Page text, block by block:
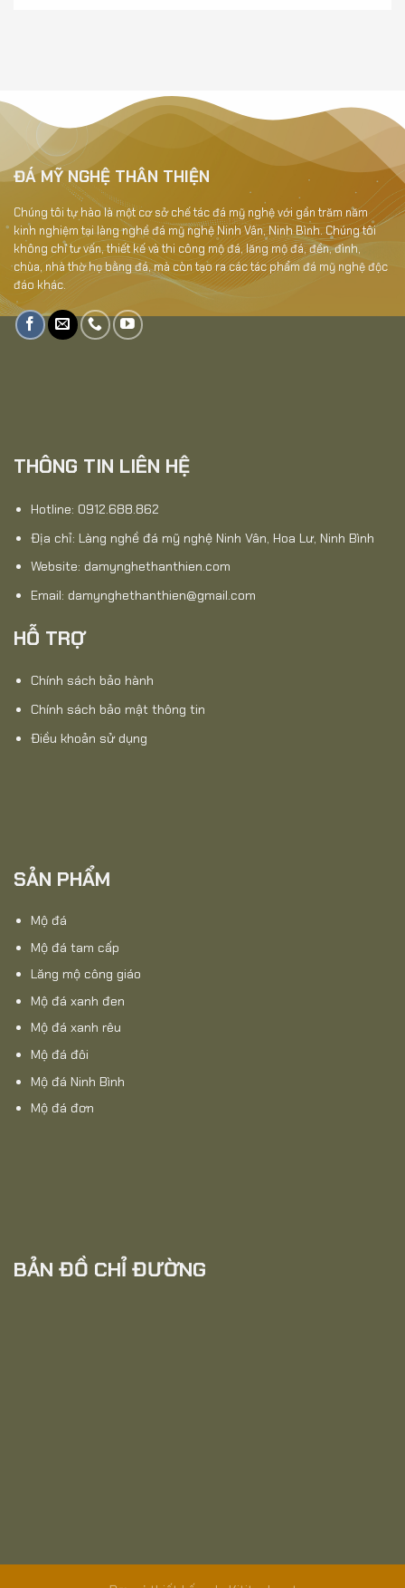
ĐÁ MỸ NGHỆ THÂN THIỆN
Chúng tôi tự hào là một cơ sở chế tác đá mỹ nghệ với gần trăm năm
kinh nghiệm tại làng nghề đá mỹ nghệ Ninh Vân, Ninh Bình. Chúng tôi
không chỉ tư vấn, thiết kế và thi công mộ đá, lăng mộ đá, đền, đình,
chùa, nhà thờ họ bằng đá, mà còn tạo ra các tác phẩm đá mỹ nghệ độc
đáo khác.
THÔNG TIN LIÊN HỆ
Hotline: 0912.688.862
Địa chỉ: Làng nghề đá mỹ nghệ Ninh Vân, Hoa Lư, Ninh Bình
Website: damynghethanthien.com
Email: damynghethanthien@gmail.com
HỖ TRỢ
Chính sách bảo hành
Chính sách bảo mật thông tin
Điều khoản sử dụng
SẢN PHẨM
Mộ đá
Mộ đá tam cấp
Lăng mộ công giáo
Mộ đá xanh đen
Mộ đá xanh rêu
Mộ đá đôi
Mộ đá Ninh Bình
Mộ đá đơn
BẢN ĐỒ CHỈ ĐƯỜNG